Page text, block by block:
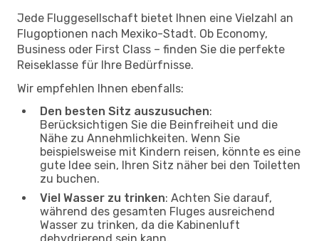
Jede Fluggesellschaft bietet Ihnen eine Vielzahl an
Flugoptionen nach Mexiko-Stadt. Ob Economy,
Business oder First Class – finden Sie die perfekte
Reiseklasse für Ihre Bedürfnisse.
Wir empfehlen Ihnen ebenfalls:
Den besten Sitz auszusuchen:
Berücksichtigen Sie die Beinfreiheit und die
Nähe zu Annehmlichkeiten. Wenn Sie
beispielsweise mit Kindern reisen, könnte es eine
gute Idee sein, Ihren Sitz näher bei den Toiletten
zu buchen.
Viel Wasser zu trinken: Achten Sie darauf,
während des gesamten Fluges ausreichend
Wasser zu trinken, da die Kabinenluft